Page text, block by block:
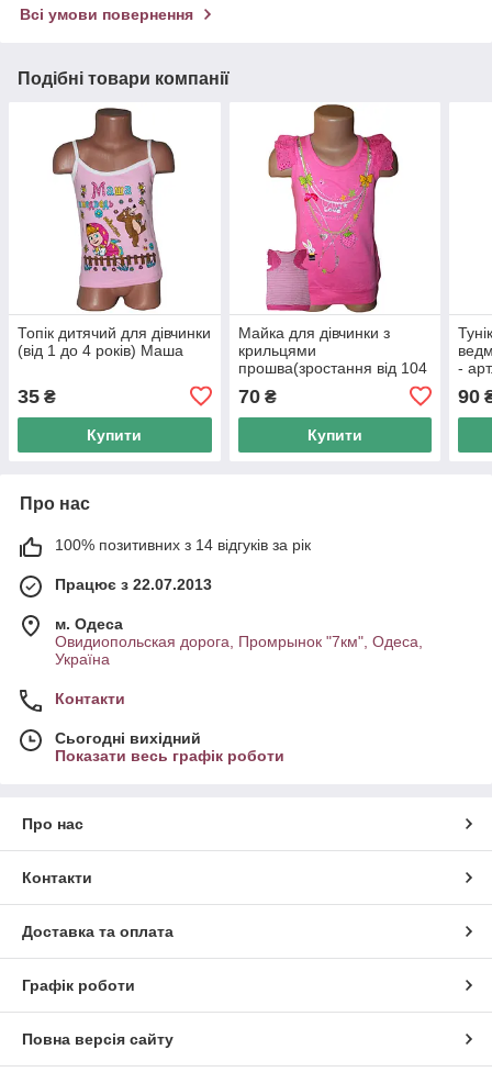
Всі умови повернення
Подібні товари компанії
Топік дитячий для дівчинки
(від 1 до 4 років) Маша
35 ₴
Купити
Майка для дівчинки з
крильцями
прошва(зростання від 104
70₴
Купити
-
90
Про нас
100% позитивних з 14 відгуків за рік
Працює з 22.07.2013
м. Одеса
Овидиопольская дорога, Промрынок "7км", Одеса,
Україна
Контакти
Сьогодні вихідний
Показати весь графік роботи
Про нас
Контакти
Доставка та оплата
Графік роботи
Повна версія сайту